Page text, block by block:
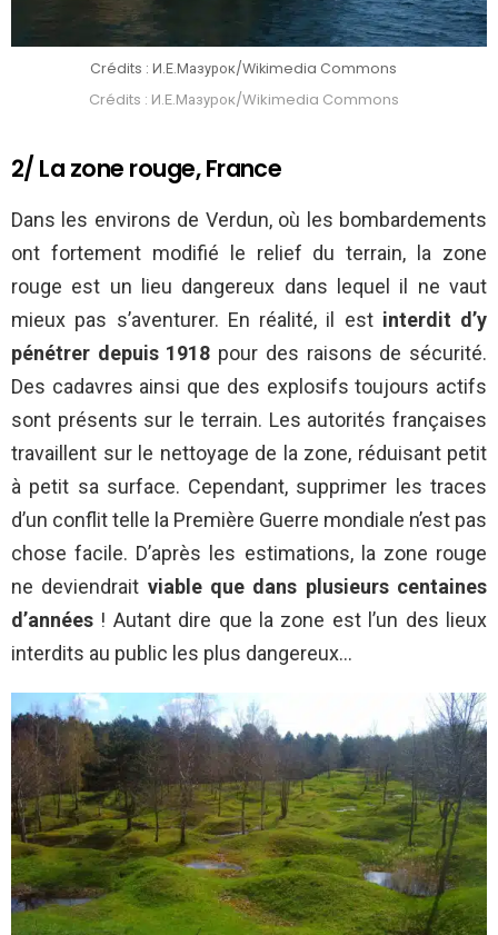
Crédits : И.Е.Мазурок/Wikimedia Commons
Crédits : И.Е.Мазурок/Wikimedia Commons
2/ La zone rouge, France
Dans les environs de Verdun, où les bombardements
ont fortement modifié le relief du terrain, la zone
rouge est un lieu dangereux dans lequel il ne vaut
mieux pas s’aventurer. En réalité, il est interdit d’y
pénétrer depuis 1918 pour des raisons de sécurité.
Des cadavres ainsi que des explosifs toujours actifs
sont présents sur le terrain. Les autorités françaises
travaillent sur le nettoyage de la zone, réduisant petit
à petit sa surface. Cependant, supprimer les traces
d’un conflit telle la Première Guerre mondiale n’est pas
chose facile. D’après les estimations, la zone rouge
ne deviendrait viable que dans plusieurs centaines
d’années ! Autant dire que la zone est l’un des lieux
interdits au public les plus dangereux…